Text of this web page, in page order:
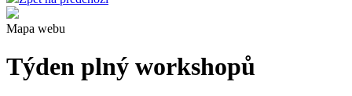
Mapa webu
Týden plný workshopů